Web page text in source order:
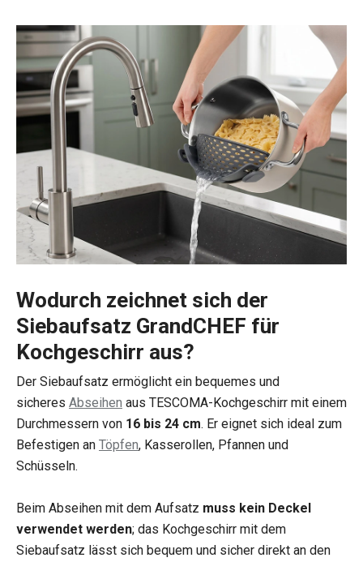
Wodurch zeichnet sich der
Siebaufsatz GrandCHEF für
Kochgeschirr aus?
Der Siebaufsatz ermöglicht ein bequemes und
sicheres Abseihen aus TESCOMA-Kochgeschirr mit einem
Durchmessern von 16 bis 24 cm. Er eignet sich ideal zum
Befestigen an Töpfen, Kasserollen, Pfannen und
Schüsseln.
Beim Abseihen mit dem Aufsatz muss kein Deckel
verwendet werden; das Kochgeschirr mit dem
Siebaufsatz lässt sich bequem und sicher direkt an den